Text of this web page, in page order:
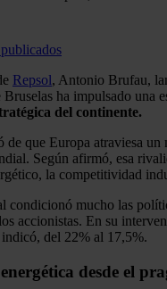
Repsol, Antonio Brufau,
Bruselas ha impulsado una
del continente.
de que Europa atraviesa
Según afirmó, esa
la competitividad
condicionó mucho las
accionistas. En su
indicó, del 22% al 17,5%.
desde el